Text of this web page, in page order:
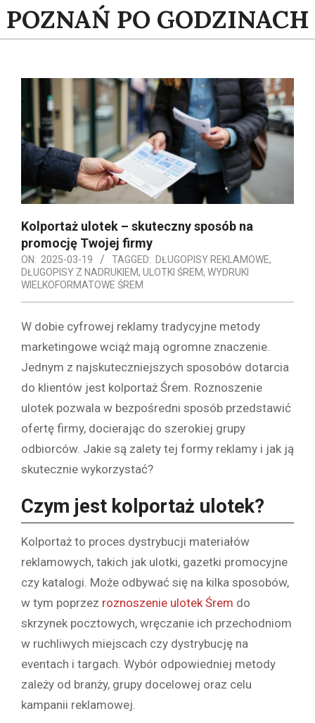
to
content
POZNAŃ PO GODZINACH
Kolportaż ulotek – skuteczny sposób na
promocję Twojej firmy
ON: 2025-03-19 TAGGED: DŁUGOPISY REKLAMOWE,
DŁUGOPISY Z NADRUKIEM, ULOTKI ŚREM, WYDRUKI
WIELKOFORMATOWE ŚREM
W dobie cyfrowej reklamy tradycyjne metody
marketingowe wciąż mają ogromne znaczenie.
Jednym z najskuteczniejszych sposobów dotarcia
do klientów jest kolportaż Śrem. Roznoszenie
ulotek pozwala w bezpośredni sposób przedstawić
ofertę firmy, docierając do szerokiej grupy
odbiorców. Jakie są zalety tej formy reklamy i jak ją
skutecznie wykorzystać?
Czym jest kolportaż ulotek?
Kolportaż to proces dystrybucji materiałów
reklamowych, takich jak ulotki, gazetki promocyjne
czy katalogi. Może odbywać się na kilka sposobów,
w tym poprzez roznoszenie ulotek Śrem do
skrzynek pocztowych, wręczanie ich przechodniom
w ruchliwych miejscach czy dystrybucję na
eventach i targach. Wybór odpowiedniej metody
zależy od branży, grupy docelowej oraz celu
kampanii reklamowej.